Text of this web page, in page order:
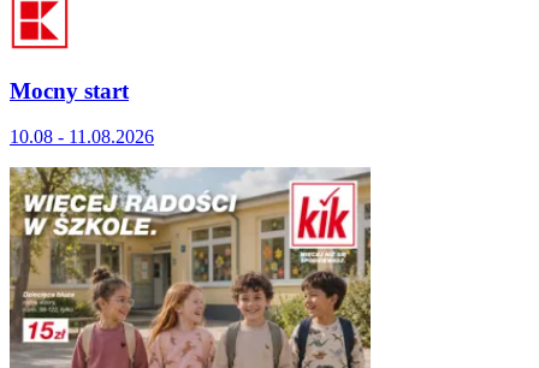
Mocny start
10.08 - 11.08.2026